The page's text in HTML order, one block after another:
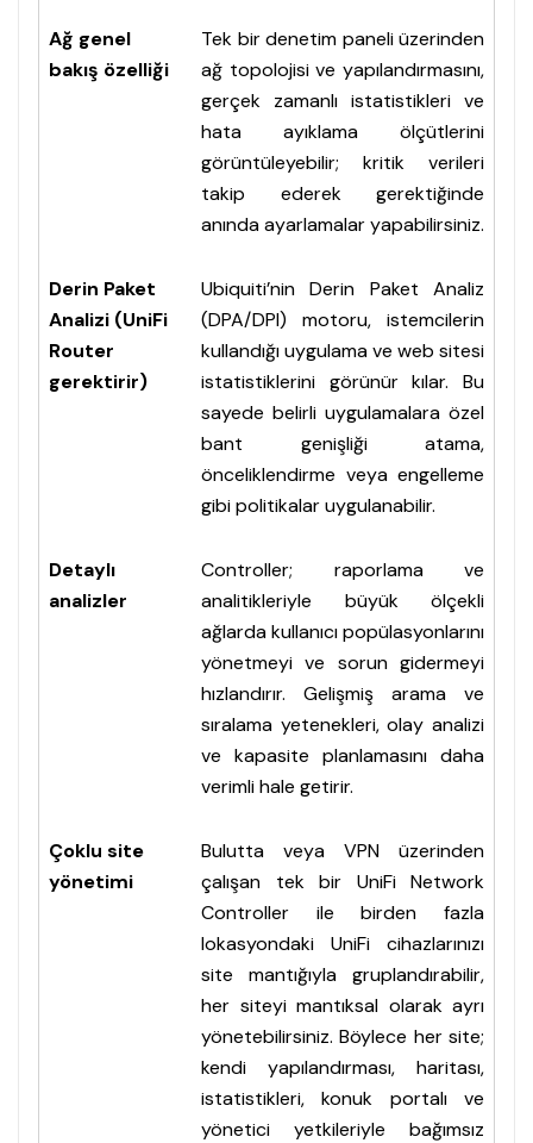
Ağ genel
bakış özelliği
Tek bir denetim paneli üzerinden
ağ topolojisi ve yapılandırmasını,
gerçek zamanlı istatistikleri ve
hata ayıklama ölçütlerini
görüntüleyebilir; kritik verileri
takip ederek gerektiğinde
anında ayarlamalar yapabilirsiniz.
Derin Paket
Analizi (UniFi
Router
gerektirir)
Ubiquiti’nin Derin Paket Analiz
(DPA/DPI) motoru, istemcilerin
kullandığı uygulama ve web sitesi
istatistiklerini görünür kılar. Bu
sayede belirli uygulamalara özel
bant genişliği atama,
önceliklendirme veya engelleme
gibi politikalar uygulanabilir.
Detaylı
analizler
Controller; raporlama ve
analitikleriyle büyük ölçekli
ağlarda kullanıcı popülasyonlarını
yönetmeyi ve sorun gidermeyi
hızlandırır. Gelişmiş arama ve
sıralama yetenekleri, olay analizi
ve kapasite planlamasını daha
verimli hale getirir.
Çoklu site
yönetimi
Bulutta veya VPN üzerinden
çalışan tek bir UniFi Network
Controller ile birden fazla
lokasyondaki UniFi cihazlarınızı
site mantığıyla gruplandırabilir,
her siteyi mantıksal olarak ayrı
yönetebilirsiniz. Böylece her site;
kendi yapılandırması, haritası,
istatistikleri, konuk portalı ve
yönetici yetkileriyle bağımsız